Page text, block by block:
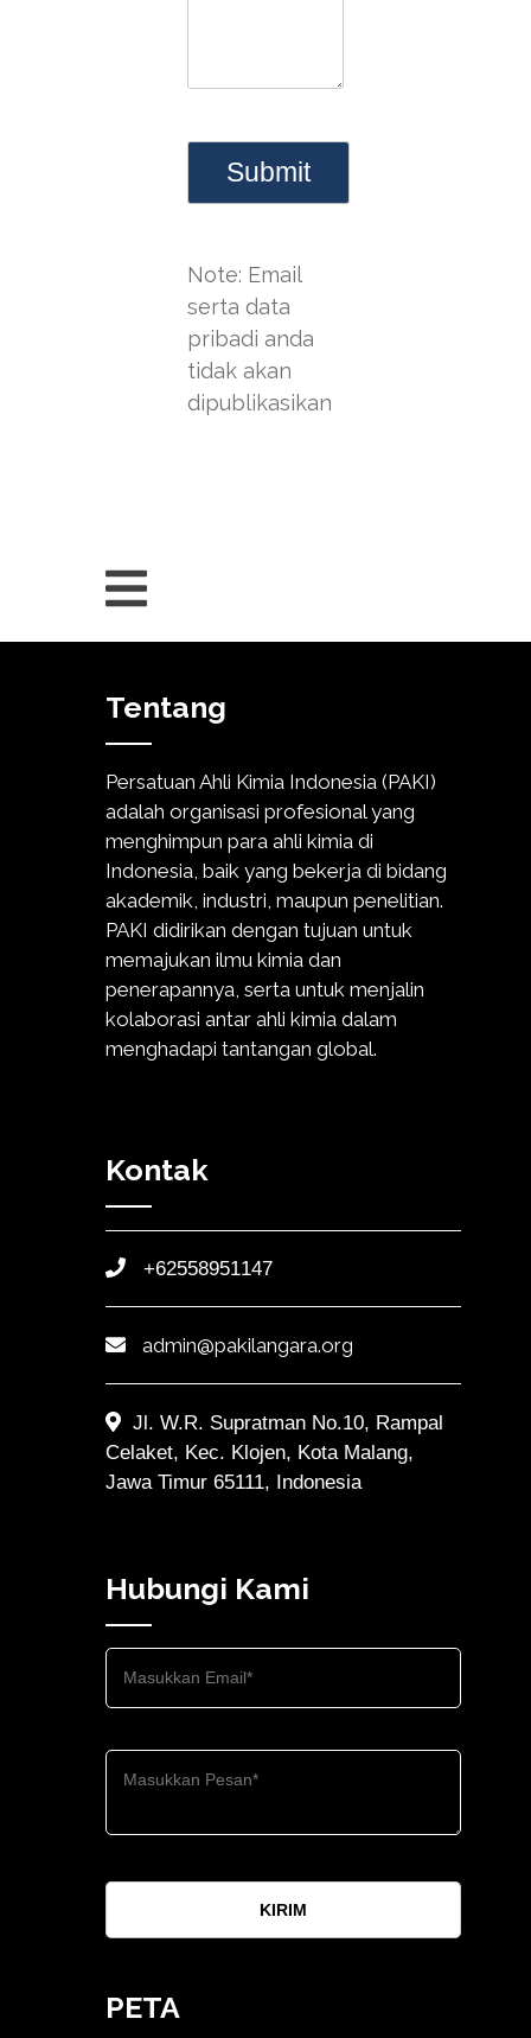
Note: Email
serta data
pribadi anda
tidak akan
dipublikasikan
Tentang
Persatuan Ahli Kimia Indonesia (PAKI)
adalah organisasi profesional yang
menghimpun para ahli kimia di
Indonesia, baik yang bekerja di bidang
akademik, industri, maupun penelitian.
PAKI didirikan dengan tujuan untuk
memajukan ilmu kimia dan
penerapannya, serta untuk menjalin
kolaborasi antar ahli kimia dalam
menghadapi tantangan global.
Kontak
+62558951147
admin@pakilangara.org
Jl. W.R. Supratman No.10, Rampal
Celaket, Kec. Klojen, Kota Malang,
Jawa Timur 65111, Indonesia
Hubungi Kami
KIRIM
PETA